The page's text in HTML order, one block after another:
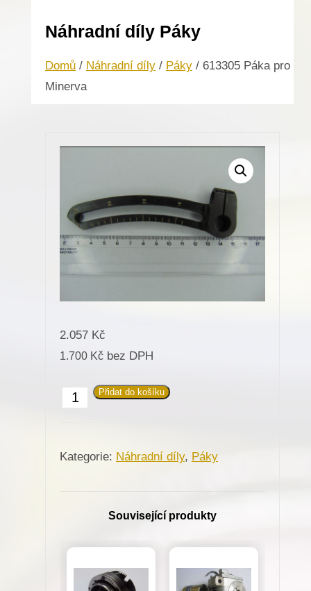
Náhradní díly Páky
Domů / Náhradní díly / Páky / 613305 Páka pro
Minerva
2.057 Kč
1.700 Kč bez DPH
613305
Minerva
Přidat do košíku
Kategorie: Náhradní díly, Páky
Související produkty